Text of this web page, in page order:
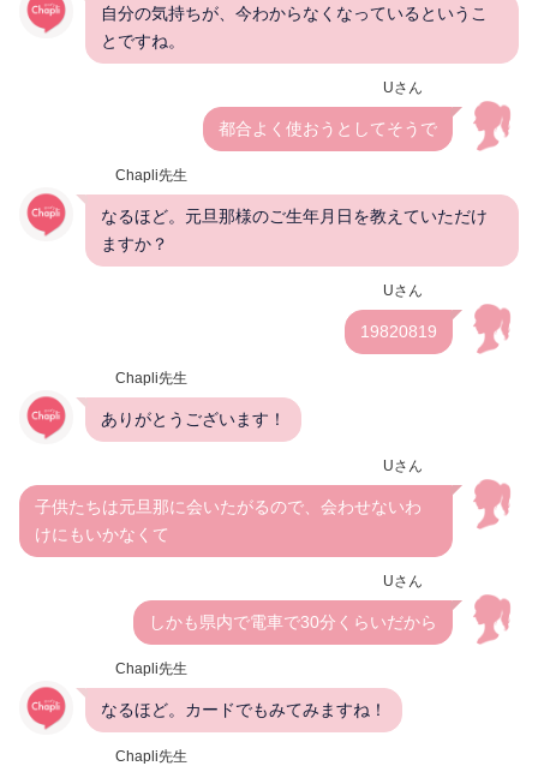
自分の気持ちが、今わからなくなっているというこ
とですね。
Uさん
都合よく使おうとしてそうで
Chapli先生
なるほど。元旦那様のご生年月日を教えていただけ
ますか？
Uさん
19820819
Chapli先生
ありがとうございます！
Uさん
子供たちは元旦那に会いたがるので、会わせないわ
けにもいかなくて
Uさん
しかも県内で電車で30分くらいだから
Chapli先生
なるほど。カードでもみてみますね！
Chapli先生